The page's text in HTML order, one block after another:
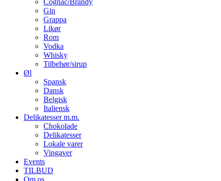
Gin
Grappa
Likør
Rom
Vodka
Whisky
Tilbehør/sirup
Øl
Spansk
Dansk
Belgisk
Italiensk
Delikatesser m.m.
Chokolade
Delikatesser
Lokale varer
Vingaver
Events
TILBUD
Om os